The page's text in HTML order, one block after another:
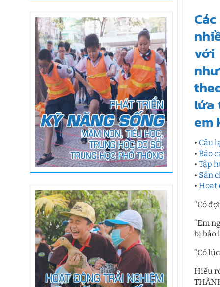
với
lứa
em
• Câu
•Báo
•Tập
• Sân
•Hoạt
“Có
“Em
bị bảo
“Có
Hiểu